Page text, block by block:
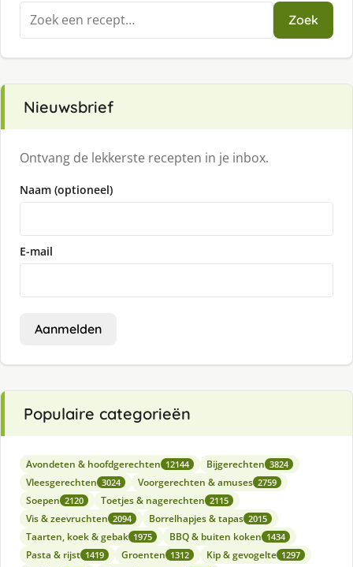
Zoeken
naar:
Zoek
Nieuwsbrief
Ontvang de lekkerste recepten in je inbox.
Naam (optioneel)
E-mail
Aanmelden
Populaire categorieën
Avondeten & hoofdgerechten 12144 Bijgerechten 3824
Vleesgerechten 3024 Voorgerechten & amuses 2759
Soepen 2120 Toetjes & nagerechten 2115
Vis & zeevruchten 2094 Borrelhapjes & tapas 2015
Taarten, koek & gebak 1975 BBQ & buiten koken 1434
Pasta & rijst 1419 Groenten 1312 Kip & gevogelte 1297